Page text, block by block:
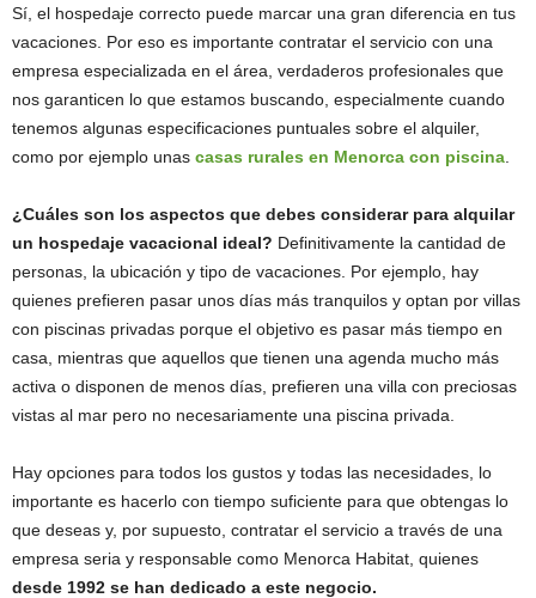
Sí, el hospedaje correcto puede marcar una gran diferencia en tus
vacaciones. Por eso es importante contratar el servicio con una
empresa especializada en el área, verdaderos profesionales que
nos garanticen lo que estamos buscando, especialmente cuando
tenemos algunas especificaciones puntuales sobre el alquiler,
como por ejemplo unas casas rurales en Menorca con piscina
¿Cuáles son los aspectos que debes considerar para alquilar
un hospedaje vacacional ideal? Definitivamente la cantidad de
personas, la ubicación y tipo de vacaciones. Por ejemplo, hay
quienes prefieren pasar unos días más tranquilos y optan por villas
con piscinas privadas porque el objetivo es pasar más tiempo en
casa, mientras que aquellos que tienen una agenda mucho más
activa o disponen de menos días, prefieren una villa con preciosas
vistas al mar pero no necesariamente una piscina privada.
Hay opciones para todos los gustos y todas las necesidades, lo
importante es hacerlo con tiempo suficiente para que obtengas lo
que deseas y, por supuesto, contratar el servicio a través de una
empresa seria y responsable como Menorca Habitat, quienes
desde 1992 se han dedicado a este negocio.